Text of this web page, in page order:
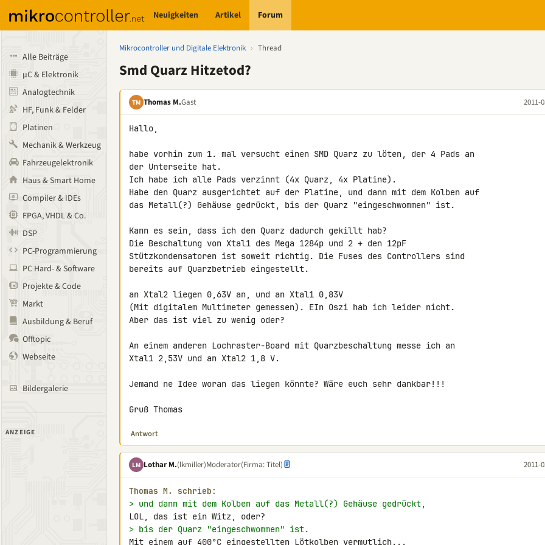
Neuigkeiten Artikel Forum
Alle Beiträge
µC & Elektronik
Analogtechnik
HF, Funk & Felder
Platinen
Mechanik & Werkzeug
Fahrzeugelektronik
Haus & Smart Home
Compiler & IDEs
FPGA, VHDL & Co.
DSP
PC-Programmierung
PC Hard- & Software
Projekte & Code
Markt
Ausbildung & Beruf
Offtopic
Webseite
Bildergalerie
ANZEIGE
Mikrocontroller und Digitale Elektronik › Thread
Smd Quarz Hitzetod?
TM Thomas M.Gast 2011-
Hallo,
habe vorhin zum 1. mal versucht einen SMD Quarz zu löten, der 4 Pads an
der Unterseite hat.
Ich habe ich alle Pads verzinnt (4x Quarz, 4x Platine).
Habe den Quarz ausgerichtet auf der Platine, und dann mit dem Kolben auf
das Metall(?) Gehäuse gedrückt, bis der Quarz "eingeschwommen" ist.
Kann es sein, dass ich den Quarz dadurch gekillt hab?
Die Beschaltung von Xtal1 des Mega 1284p und 2 + den 12pF
Stützkondensatoren ist soweit richtig. Die Fuses des Controllers sind
bereits auf Quarzbetrieb eingestellt.
an Xtal2 liegen 0,63V an, und an Xtal1 0,83V
(Mit digitalem Multimeter gemessen). EIn Oszi hab ich leider nicht.
Aber das ist viel zu wenig oder?
An einem anderen Lochraster-Board mit Quarzbeschaltung messe ich an
Xtal1 2,53V und an Xtal2 1,8 V.
Jemand ne Idee woran das liegen könnte? Wäre euch sehr dankbar!!!
Gruß Thomas
Antwort
LM Lothar M.(lkmiller)Moderator(Firma: Titel) 2011-
Thomas M. schrieb:
> und dann mit dem Kolben auf das Metall(?) Gehäuse gedrückt,
> bis der Quarz "eingeschwommen" ist.
Mit einem auf 400°C eingestellten Lötkolben vermutlich...